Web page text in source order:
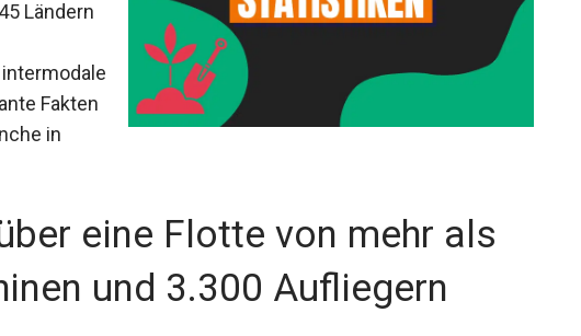
Ländern
Fakten
in
eine Flotte von mehr als
und 3.300 Aufliegern